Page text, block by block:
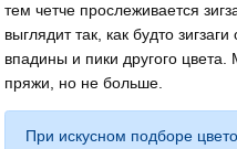
тем четче прослеживается
выглядит так, как будто
впадины и пики другого
пряжи, но не больше.
При искусном подборе